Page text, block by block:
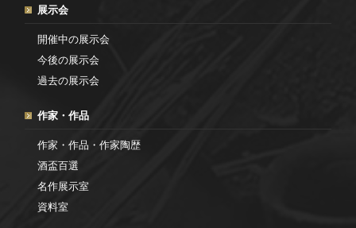
展示会
開催中の展示会
今後の展示会
過去の展示会
作家・作品
作家・作品・作家陶歴
酒盃百選
名作展示室
資料室